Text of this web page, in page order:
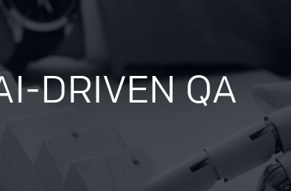
DRIVEN QA